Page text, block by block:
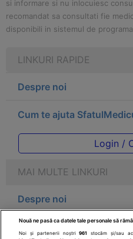
si informare si nu inlocuiesc
recomandat sa consultati fie
disponibili in sistemul de
LINKURI RAPIDE
Despre noi
Cum te ajuta
Login /
MAI MULTE LINKURI
Despre noi
Legal
Nouă ne pasă ca datele tale personale să
Noi și partenerii noștri961
stocăm și/sau